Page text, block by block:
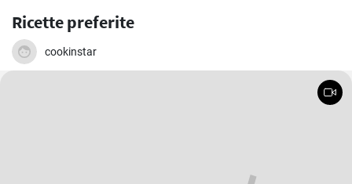
Ricette preferite
cookinstar